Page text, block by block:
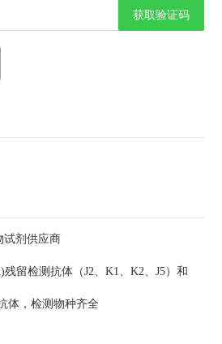
获取验证码
试剂供应商
残留检测抗体（J2、K1、K2、J5）和
体，检测物种齐全